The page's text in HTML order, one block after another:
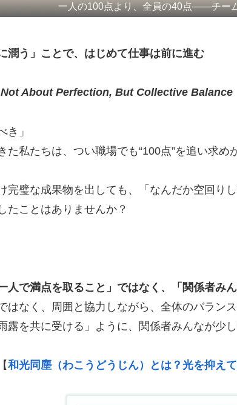
一人の100点より、全員の40点——チー
う」ことで、はじめて仕事は前に進む
About Perfection, But Collective Balance
き」
た私たちは、つい職場でも“100点”を追い求め
完璧な成果物を出しても、「なんだか空回り
ことはありませんか？
人で満点を取ること」ではなく、「関係者み
はなく、周囲と協力しながら、全体のバランス
露を共に受ける」ように、関係者みんなが少
和光同塵（わこうどうじん）とは？光を抑え